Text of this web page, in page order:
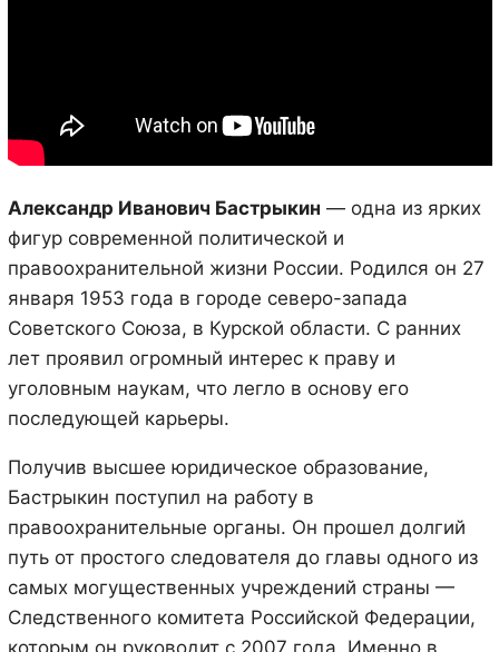
Александр Иванович Бастрыкин — одна из ярких
фигур современной политической и
правоохранительной жизни России. Родился он 27
января 1953 года в городе северо-запада
Советского Союза, в Курской области. С ранних
лет проявил огромный интерес к праву и
уголовным наукам, что легло в основу его
последующей карьеры.
Получив высшее юридическое образование,
Бастрыкин поступил на работу в
правоохранительные органы. Он прошел долгий
путь от простого следователя до главы одного из
самых могущественных учреждений страны —
Следственного комитета Российской Федерации,